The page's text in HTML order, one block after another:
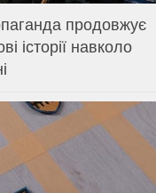
продовжує
історії навколо